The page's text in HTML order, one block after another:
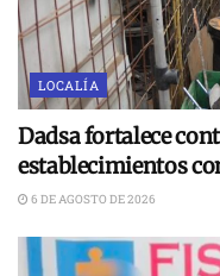
LOCALÍA
Dadsa fortalece
establecimientos
6 DE AGOSTO DE 2026